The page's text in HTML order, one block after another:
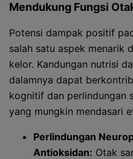
Mendukung Fungsi
Potensi dampak positif
salah satu aspek menarik
kelor. Kandungan nutrisi
dalamnya dapat
kognitif dan perlindungan
yang mungkin mendasari
Perlindungan
Antioksidan: Otak